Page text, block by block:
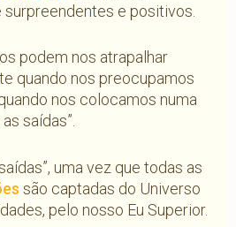
e positivos.
podem nos atrapalhar
quando nos preocupamos
nos colocamos numa
saídas”.
uma vez que todas as
são captadas do Universo
pelo nosso Eu Superior.